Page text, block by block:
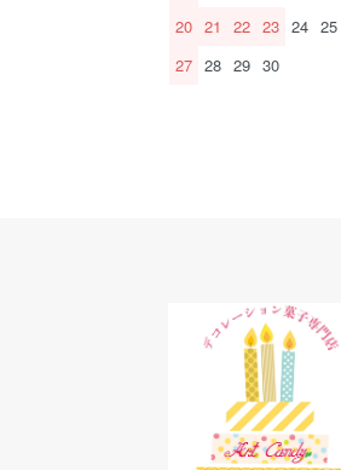
20 21 22 23 24 25
27 28 29 30